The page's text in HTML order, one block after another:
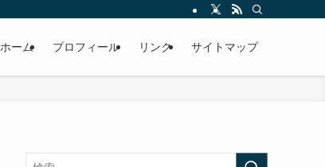
ホーム プロフィール リンク サイトマップ